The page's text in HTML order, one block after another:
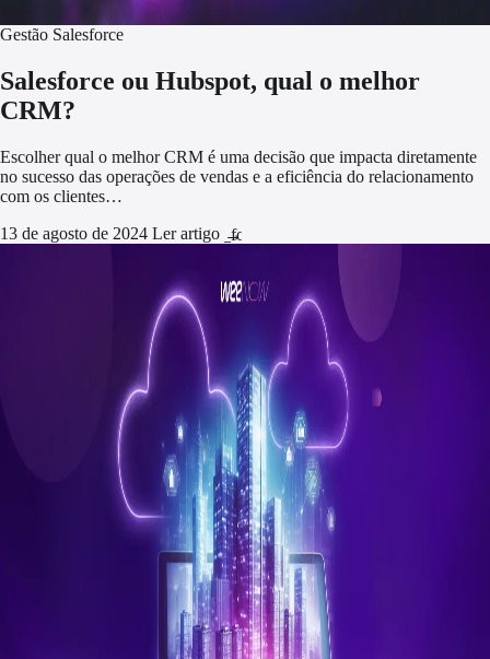
Gestão Salesforce
Salesforce ou Hubspot, qual o melhor
CRM?
Escolher qual o melhor CRM é uma decisão que impacta diretamente
no sucesso das operações de vendas e a eficiência do relacionamento
com os clientes…
13 de agosto de 2024 Ler artigo
arrow_forward